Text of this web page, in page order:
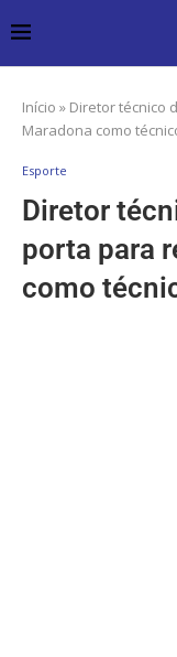
Início » Diretor técnico
Maradona como
Esporte
Diretor
porta para
como